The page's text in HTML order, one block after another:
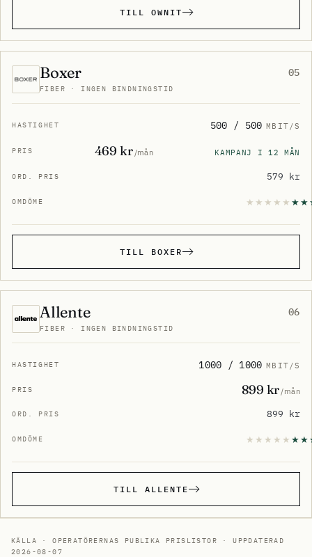
TILL OWNIT
05
Boxer
FIBER · INGEN BINDNINGSTID
500 / 500 MBIT/S
469 kr/mån KAMPANJ I 12 MÅN
579 kr
TILL BOXER
06
Allente
FIBER · INGEN BINDNINGSTID
1000 / 1000 MBIT/S
899 kr /mån
899 kr
TILL ALLENTE
KÄLLA · OPERATÖRERNAS PUBLIKA PRISLISTOR · UPPDATERAD
2026-08-07